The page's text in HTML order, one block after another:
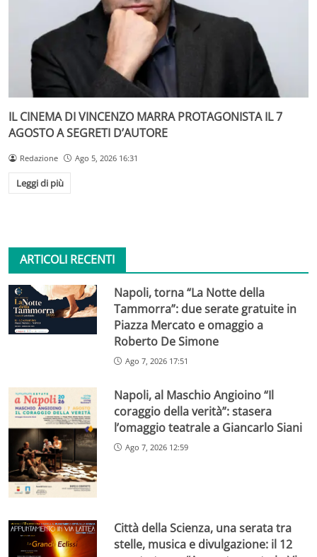
IL CINEMA DI VINCENZO MARRA PROTAGONISTA IL 7
AGOSTO A SEGRETI D’AUTORE
Redazione Ago 5, 2026 16:31
Leggi di più
ARTICOLI RECENTI
Napoli, torna “La Notte della
Tammorra”: due serate gratuite in
Piazza Mercato e omaggio a
Roberto De Simone
Ago 7, 2026 17:51
Napoli, al Maschio Angioino “Il
coraggio della verità”: stasera
l’omaggio teatrale a Giancarlo Siani
Ago 7, 2026 12:59
Città della Scienza, una serata tra
stelle, musica e divulgazione: il 12